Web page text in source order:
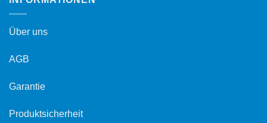
Über uns
AGB
Garantie
Produktsicherheit